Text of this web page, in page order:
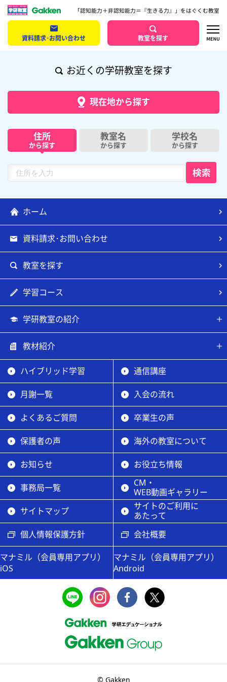
「認知能力＋非認知能力＝『生きる力』」をはぐくむ教室
資料請求･お問い合わせ 教室を探す
お近くの学研教室を探す
現在地から探す
住所
から探す
教室名
から探す
学校名
から探す
ホーム
資料請求･お問い合わせ
教室を探す
学習コース
学研教室の紹介
教材紹介
ハイブリッド学習 通信講座
月謝一覧 入会の流れ
よくあるご質問 卒業生の声
保護者の声 海外の教室について
お知らせ お役立ち情報
事務局一覧
CM・
WEB動画ギャラリー
サイトマップ
サイトのご利用に
あたって
個人情報保護方針
会社概要
マナミル（会員専用アプリ）
iOS
マナミル（会員専用アプリ）
Android
© Gakken